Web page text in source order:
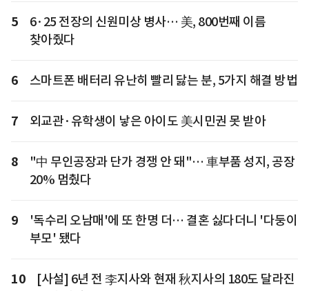
5
6·25 전장의 신원미상 병사… 美, 800번째 이름
찾아줬다
6 스마트폰 배터리 유난히 빨리 닳는 분, 5가지 해결 방법
7 외교관·유학생이 낳은 아이도 美시민권 못 받아
8
"中 무인공장과 단가 경쟁 안 돼"… 車부품 성지, 공장
20% 멈췄다
9
'독수리 오남매'에 또 한명 더… 결혼 싫다더니 '다둥이
부모' 됐다
10
[사설] 6년 전 李지사와 현재 秋지사의 180도 달라진